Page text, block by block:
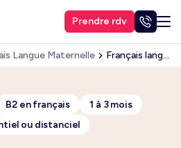
Prendre rdv
Langue Maternelle Français langue maternelle – Perfectionner le français à l’écrit avec Voltaire
B2 en français
1 à 3 mois
ou distanciel